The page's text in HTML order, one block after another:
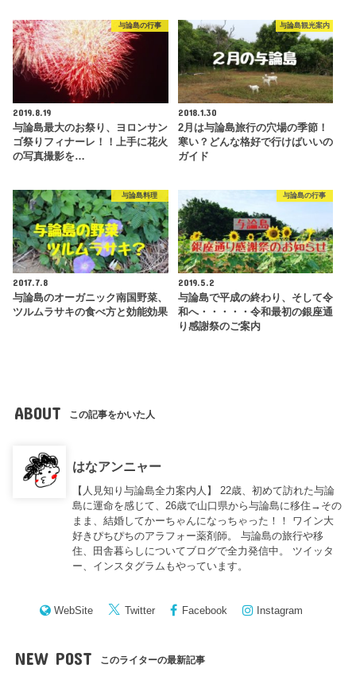
与論島の行事
2019.8.19
与論島最大のお祭り、ヨロンサン
ゴ祭りフィナーレ！！上手に花火
の写真撮影を…
与論島観光案内
2018.1.30
2月は与論島旅行の穴場の季節！
寒い？どんな格好で行けばいいの
ガイド
与論島料理
2017.7.8
与論島のオーガニック南国野菜、
ツルムラサキの食べ方と効能効果
与論島の行事
2019.5.2
与論島で平成の終わり、そして令
和へ・・・・・令和最初の銀座通
り感謝祭のご案内
ABOUT この記事をかいた人
はなアンニャー
【人見知り与論島全力案内人】 22歳、初めて訪れた与論
島に運命を感じて、26歳で山口県から与論島に移住→その
まま、結婚してかーちゃんになっちゃった！！ ワイン大
好きぴちぴちのアラフォー薬剤師。 与論島の旅行や移
住、田舎暮らしについてブログで全力発信中。 ツイッタ
ー、インスタグラムもやっています。
WebSite Twitter Facebook Instagram
NEW POST このライターの最新記事